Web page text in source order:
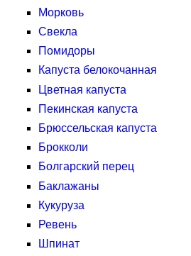
Морковь
Свекла
Помидоры
Капуста белокочанная
Цветная капуста
Пекинская капуста
Брюссельская капуста
Брокколи
Болгарский перец
Баклажаны
Кукуруза
Ревень
Шпинат